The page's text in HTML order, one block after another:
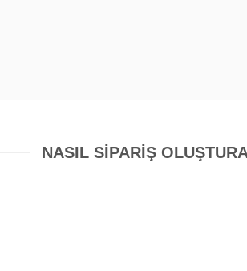
NASIL SIPARIŞ